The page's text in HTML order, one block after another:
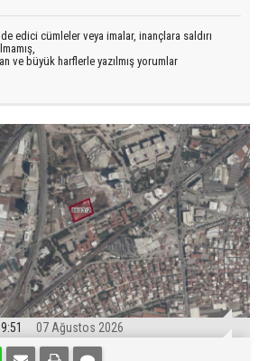
edici cümleler veya imalar, inançlara saldırı
ve büyük harflerle yazılmış yorumlar
07 Ağustos 2026